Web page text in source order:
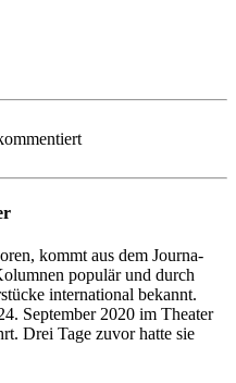
kommt aus dem Journa­
populär und durch
inter­national bekannt.
September 2020 im Theater
Drei Tage zuvor hatte sie